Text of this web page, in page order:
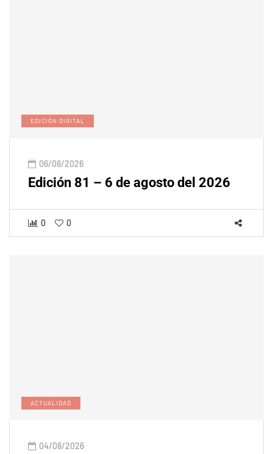
EDICIÓN DIGITAL
06/08/2026
Edición 81 – 6 de agosto del 2026
0 0
ACTUALIDAD
04/08/2026